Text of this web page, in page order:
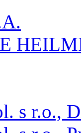
s r.o.,